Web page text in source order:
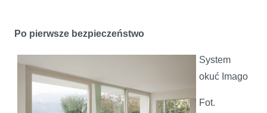
Po pierwsze bezpieczeństwo
System
okuć Imago
Fot.